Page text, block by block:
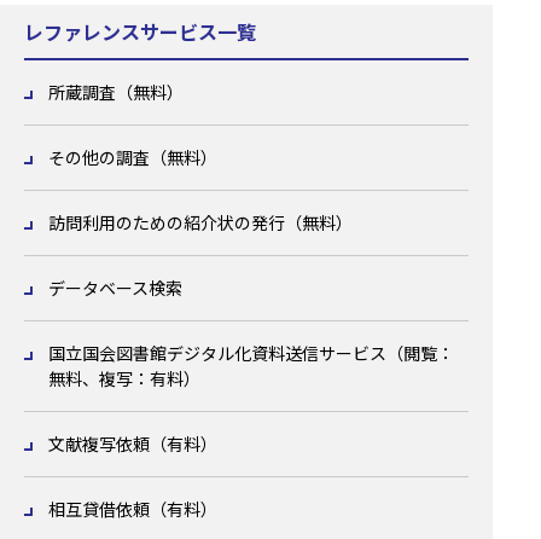
レファレンスサービス一覧
所蔵調査（無料）
その他の調査（無料）
訪問利用のための紹介状の発行（無料）
データベース検索
国立国会図書館デジタル化資料送信サービス（閲覧：
無料、複写：有料）
文献複写依頼（有料）
相互貸借依頼（有料）